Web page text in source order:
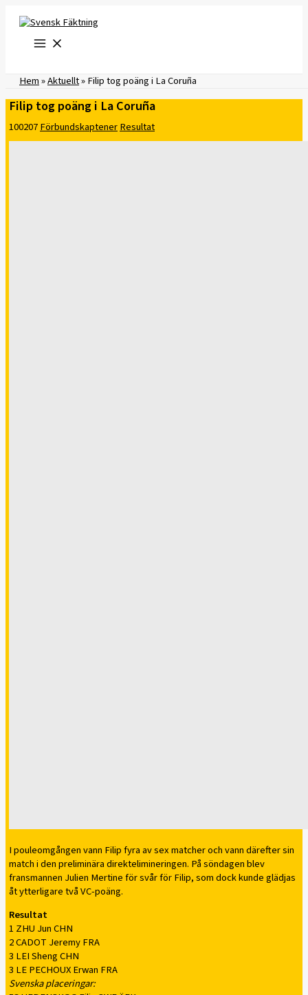
innehåll
Hem»Aktuellt»Filip tog poäng i La Coruña
Filip tog poäng i La Coruña
100207FörbundskaptenerResultat
I pouleomgången vann Filip fyra av sex matcher och vann därefter sin
match i den preliminära direktelimineringen. På söndagen blev
fransmannen Julien Mertine för svår för Filip, som dock kunde glädjas
åt ytterligare två VC-poäng.
Resultat
1 ZHU Jun CHN
2 CADOT Jeremy FRA
3 LEI Sheng CHN
3 LE PECHOUX Erwan FRA
Svenska placeringar: